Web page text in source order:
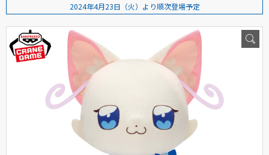
2024年4月23日（火）より順次登場予定